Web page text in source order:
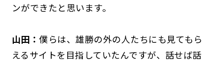
ンができたと思います。
山田：僕らは、雄勝の外の人たちにも見てもら
えるサイトを目指していたんですが、話せば話